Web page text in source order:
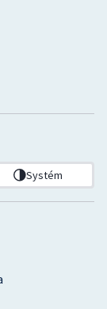
Systém